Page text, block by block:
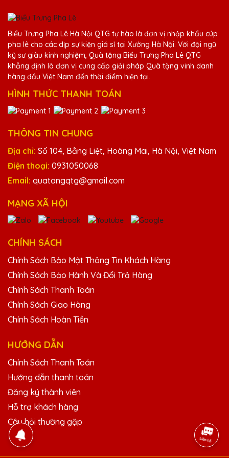
Thiết kế kỷ niệm chương của Quà Tặng
Pha Lê QTG rất tinh tế và độc đáo. Rất hài
lòng với sản phẩm.
Biểu Trưng Pha Lê Hà Nội QTG tự hào là đơn vị nhập khẩu cúp
pha lê cho các dịp sự kiện giá sỉ tại Xưởng Hà Nội. Với đội ngũ
kỹ sư giàu kinh nghiệm, Quà tặng Biểu Trưng Pha Lê QTG
khẳng định là đơn vị cung cấp giải pháp Quà tặng vinh danh
hàng đầu Việt Nam đến thời điểm hiện tại.
HÌNH THỨC THANH TOÁN
THÔNG TIN CHUNG
Địa chỉ: Số 104, Bằng Liệt, Hoàng Mai, Hà Nội, Việt Nam
Điện thoại: 0931050068
Email: quatangqtg@gmail.com
MẠNG XÃ HỘI
CHÍNH SÁCH
Chính Sách Bảo Mật Thông Tin Khách Hàng
Chính Sách Bảo Hành Và Đổi Trả Hàng
Chính Sách Thanh Toán
Chính Sách Giao Hàng
Chính Sách Hoàn Tiền
HƯỚNG DẪN
Chính Sách Thanh Toán
Hướng dẫn thanh toán
Đăng ký thành viên
Hỗ trợ khách hàng
Câu hỏi thường gặp